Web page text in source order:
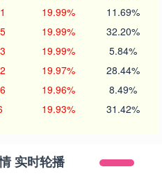
19.99% 11.69%
19.99% 32.20%
19.99% 5.84%
19.97% 28.44%
19.96% 8.49%
19.93% 31.42%
实时轮播